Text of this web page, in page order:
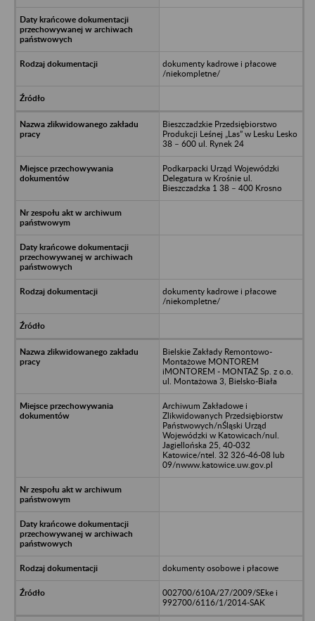
dokumenty kadrowe i płacowe
/niekompletne/
Bieszczadzkie Przedsiębiorstwo
Produkcji Leśnej „Las” w Lesku Lesko
38 – 600 ul. Rynek 24
Podkarpacki Urząd Wojewódzki
Delegatura w Krośnie ul.
Bieszczadzka 1 38 – 400 Krosno
dokumenty kadrowe i płacowe
/niekompletne/
Bielskie Zakłady Remontowo-
Montażowe MONTOREM
iMONTOREM - MONTAŻ Sp. z o.o.
ul. Montażowa 3, Bielsko-Biała
Archiwum Zakładowe i
Zlikwidowanych Przedsiębiorstw
Państwowych/nŚląski Urząd
Wojewódzki w Katowicach/nul.
Jagiellońska 25, 40-032
Katowice/ntel. 32 326-46-08 lub
09/nwww.katowice.uw.gov.pl
dokumenty osobowe i płacowe
002700/610A/27/2009/SEke i
992700/6116/1/2014-SAK